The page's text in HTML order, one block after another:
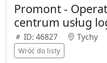
Promont -
centrum usług
ID: 46827 Tychy
Wróć do listy